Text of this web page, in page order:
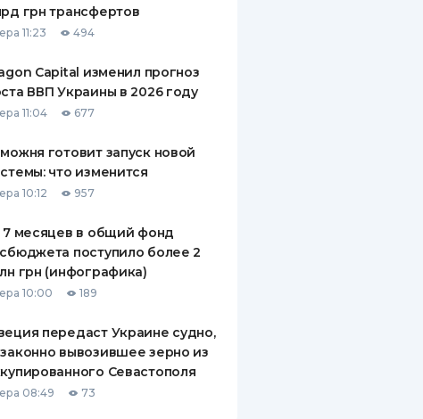
ПО
СТРАХОВЫЕ ПОЛИСЫ
КОМПАНИИ
О СТРАХОВЫХ
грн трансфертов
11:23 494
Capital изменил прогноз
ВВП Украины в 2026 году
11:04 677
готовит запуск новой
что изменится
10:12 957
7 месяцев в общий фонд
поступило более 2
грн (инфографика)
10:00 189
передаст Украине судно,
вывозившее зерно из
Севастополя
08:49 73